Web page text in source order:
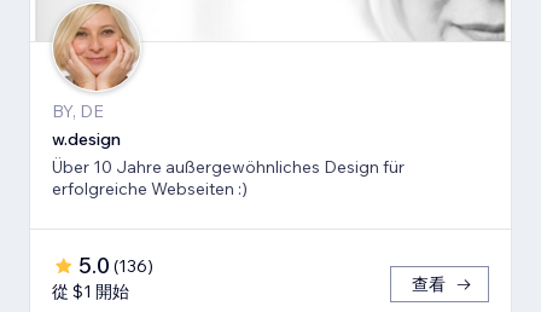
BY, DE
w.design
Über 10 Jahre außergewöhnliches Design für
erfolgreiche Webseiten :)
5.0 (136)
從 $1 開始
查看